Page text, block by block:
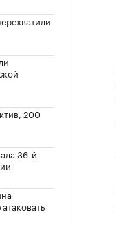
200
36-й